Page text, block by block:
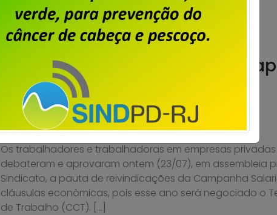
Saiba mais
Particulares – Trabalhadores
reivindicações 2026/2027
Publicado porImprensaem24/07/2026
Os trabalhadores e trabalhadoras em empresas
debateram e aprovaram ontem (23/07), em assembleia
Sindicato, a pauta de reivindicações da Campanha
cláusulas econômicas, pois esse ano será negociado o
de Trabalho (CCT). […]